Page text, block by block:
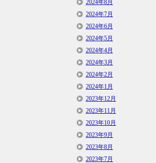
2024年8月
2024年7月
2024年6月
2024年5月
2024年4月
2024年3月
2024年2月
2024年1月
2023年12月
2023年11月
2023年10月
2023年9月
2023年8月
2023年7月